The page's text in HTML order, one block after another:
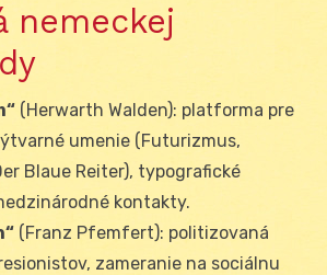
nemeckej
(Herwarth Walden): platforma pre
umenie (Futurizmus,
Blaue Reiter), typografické
kontakty.
(Franz Pfemfert): politizovaná
zameranie na sociálnu